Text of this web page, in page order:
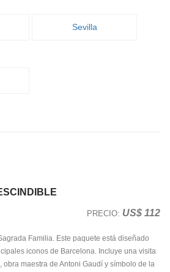
Sevilla
PRECIO: US$ 112
Familia. Este paquete está diseñado
iconos de Barcelona. Incluye una visita
maestra de Antoni Gaudí y símbolo de la